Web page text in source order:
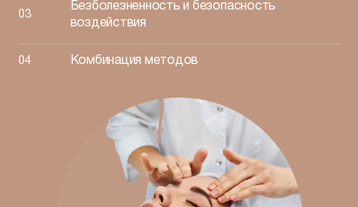
Безболезненность и безопасность
воздействия
Комбинация методов